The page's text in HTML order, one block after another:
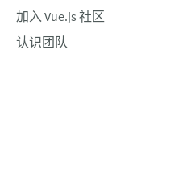
加入 Vue.js 社区
认识团队